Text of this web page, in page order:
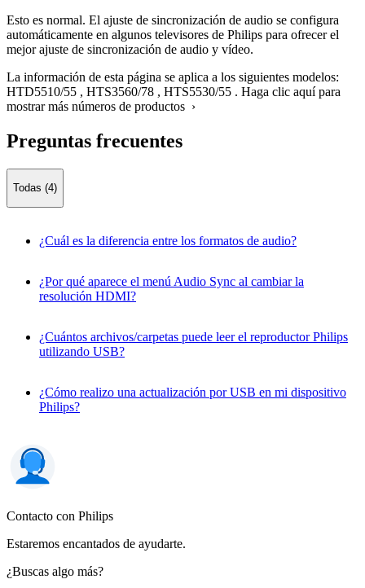
Esto es normal. El ajuste de sincronización de audio se configura
automáticamente en algunos televisores de Philips para ofrecer el
mejor ajuste de sincronización de audio y vídeo.
La información de esta página se aplica a los siguientes modelos:
HTD5510/55 , HTS3560/78 , HTS5530/55 . Haga clic aquí para
mostrar más números de productos ›
Preguntas frecuentes
Todas (4)
¿Cuál es la diferencia entre los formatos de audio?
¿Por qué aparece el menú Audio Sync al cambiar la
resolución HDMI?
¿Cuántos archivos/carpetas puede leer el reproductor Philips
utilizando USB?
¿Cómo realizo una actualización por USB en mi dispositivo
Philips?
Contacto con Philips
Estaremos encantados de ayudarte.
¿Buscas algo más?